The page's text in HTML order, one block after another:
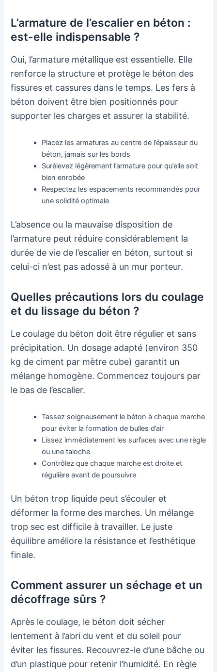
L’armature de l’escalier en béton :
est-elle indispensable ?
Oui, l’armature métallique est essentielle. Elle
renforce la structure et protège le béton des
fissures et cassures dans le temps. Les fers à
béton doivent être bien positionnés pour
supporter les charges et assurer la stabilité.
Placez les armatures au centre de l’épaisseur du
béton, jamais sur les bords
Surélevez légèrement l’armature pour qu’elle soit
bien enrobée
Respectez les espacements recommandés pour
une solidité optimale
L’absence ou la mauvaise disposition de
l’armature peut réduire considérablement la
durée de vie de l’escalier en béton, surtout si
celui-ci n’est pas adossé à un mur porteur.
Quelles précautions lors du coulage
et du lissage du béton ?
Le coulage du béton doit être régulier et sans
précipitation. Un dosage adapté (environ 350
kg de ciment par mètre cube) garantit un
mélange homogène. Commencez toujours par
le bas de l’escalier.
Tassez soigneusement le béton à chaque marche
pour éviter la formation de bulles d’air
Lissez immédiatement les surfaces avec une règle
ou une taloche
Contrôlez que chaque marche est droite et
régulière avant de poursuivre
Un béton trop liquide peut s’écouler et
déformer la forme des marches. Un mélange
trop sec est difficile à travailler. Le juste
équilibre améliore la résistance et l’esthétique
finale.
Comment assurer un séchage et un
décoffrage sûrs ?
Après le coulage, le béton doit sécher
lentement à l’abri du vent et du soleil pour
éviter les fissures. Recouvrez-le d’une bâche ou
d’un plastique pour retenir l’humidité. En règle